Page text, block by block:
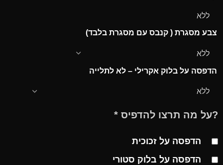
צבע מסגרת ( קנבס עם מסגרת בלבד)
הדפסה על בלוק אקרילי – לא לתלייה
?על מה תרצו להדפיס *
הדפסה על זכוכית
הדפסה על בלוק סטורי